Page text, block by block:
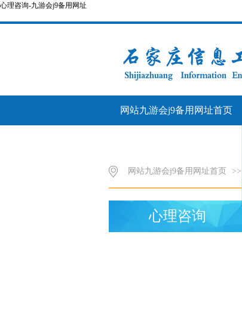
心理咨询-九游会j9备用网址
网站九游会j9备用网址首页
网站九游会j9备用网址首页 >>
心理咨询